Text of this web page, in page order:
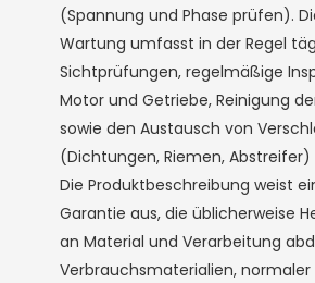
(Spannung und Phase prüfen).
Wartung umfasst in der Regel
Sichtprüfungen, regelmäßige
Motor und Getriebe, Reinigung
sowie den Austausch von
(Dichtungen, Riemen, Abstreifer)
Die Produktbeschreibung weist
Garantie aus, die üblicherweise
an Material und Verarbeitung
Verbrauchsmaterialien, normaler